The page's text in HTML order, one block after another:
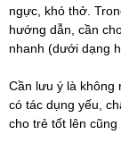
ngực, khó thở.
hướng dẫn, cần
nhanh (dưới dạng
Cần lưu ý là không
có tác dụng yếu,
cho trẻ tốt lên